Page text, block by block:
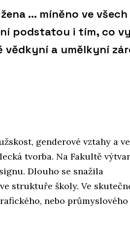
... míněno ve
podstatou i tím, co
a umělkyní
genderové vztahy a
tvorba. Na Fakultě
Dlouho se snažila
struktuře školy. Ve
nebo průmyslového